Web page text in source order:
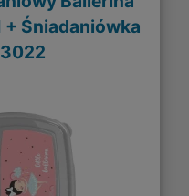
+ Śniadaniówka